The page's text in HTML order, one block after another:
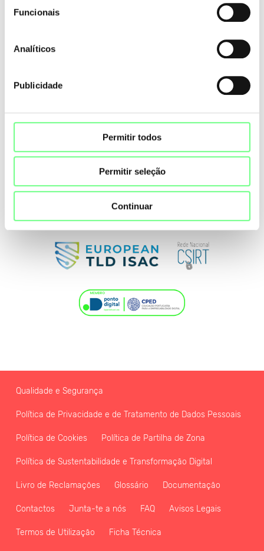
Funcionais
Analíticos
Publicidade
Permitir todos
Permitir seleção
Continuar
Qualidade e Segurança
Política de Privacidade e de Tratamento de Dados Pessoais
Política de Cookies Política de Partilha de Zona
Política de Sustentabilidade e Transformação Digital
Livro de Reclamações Glossário Documentação
Contactos Junta-te a nós FAQ Avisos Legais
Termos de Utilização Ficha Técnica